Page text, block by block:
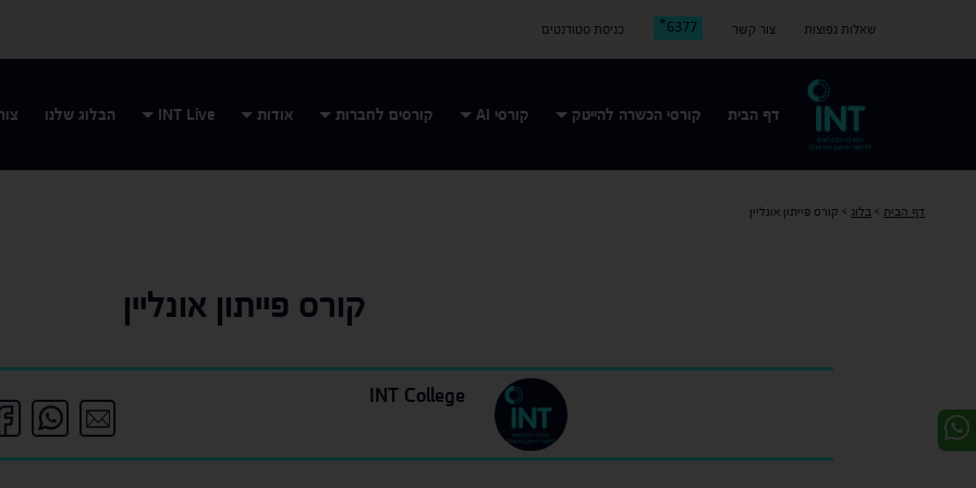
שאלות נפוצות צור קשר 6377* כניסת סטודנטים
דף הבית קורסי הכשרה להייטק קורסי AI קורסים לחברות אודות INT Live הבלוג שלנו
דף הבית >בלוג > קורס פייתון אונליין
קורס פייתון אונליין
INT College